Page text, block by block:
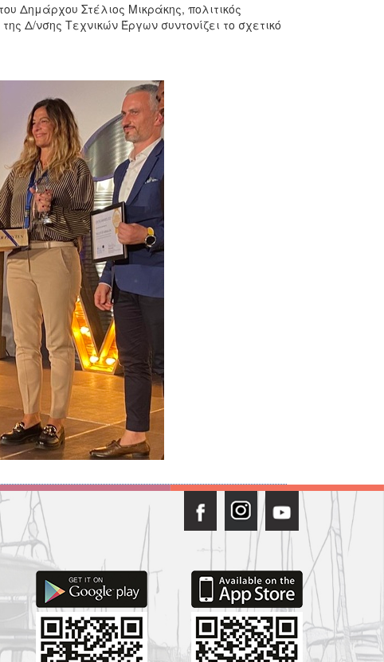
Δημάρχου Στέλιος Μικράκης, πολιτικός
Δ/νσης Τεχνικών Έργων συντονίζει το σχετικό